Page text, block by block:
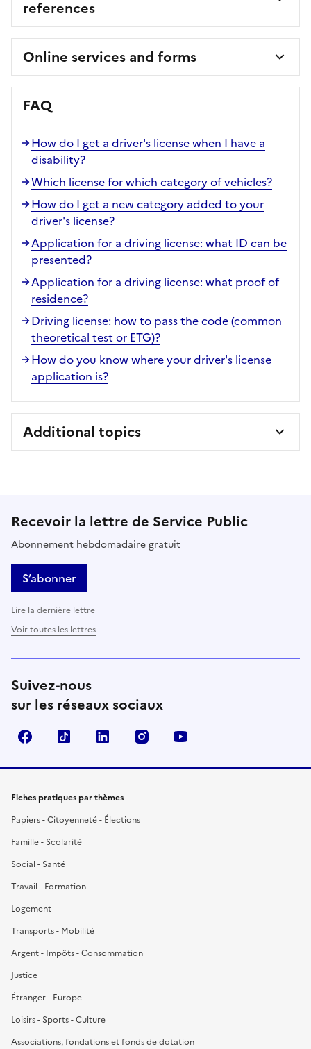
references
Online services and forms
FAQ
How do I get a driver's license when I have a
disability?
Which license for which category of vehicles?
How do I get a new category added to your
driver's license?
Application for a driving license: what ID can be
presented?
Application for a driving license: what proof of
residence?
Driving license: how to pass the code (common
theoretical test or ETG)?
How do you know where your driver's license
application is?
Additional topics
Recevoir la lettre de Service Public
Abonnement hebdomadaire gratuit
S’abonner
Lire la dernière lettre
Voir toutes les lettres
Suivez-nous
sur les réseaux sociaux
FacebookTikTok LinkedIn Instagram
Fiches pratiques par thèmes
Papiers - Citoyenneté - Élections
Famille - Scolarité
Social - Santé
Travail - Formation
Logement
Transports - Mobilité
Argent - Impôts - Consommation
Justice
Étranger - Europe
Loisirs - Sports - Culture
Associations, fondations et fonds de dotation